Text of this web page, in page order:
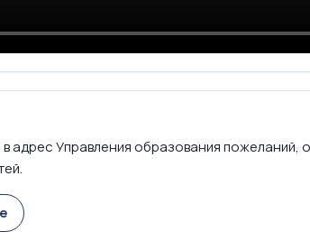
адрес Управления образования пожеланий,